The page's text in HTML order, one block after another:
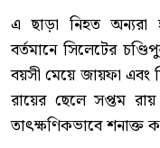
এ ছাড়া নিহত অন্যরা
বর্তমানে সিলেটের
বয়সী মেয়ে জায়ফা এবং
রায়ের ছেলে সপ্তম
তাৎক্ষণিকভাবে শনাক্ত